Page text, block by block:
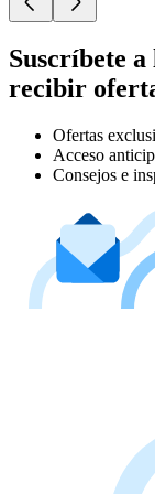
Suscríbete
recibir
Ofertas
Acceso
Consejos e